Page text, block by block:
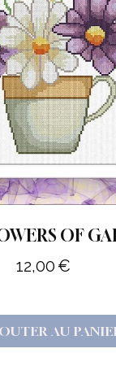
OF
12,00€
AU